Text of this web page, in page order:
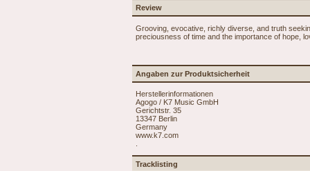
Review
Grooving, evocative, richly diverse, and truth
preciousness of time and the importance of hope,
Angaben zur Produktsicherheit
Herstellerinformationen
Agogo / K7 Music GmbH
Gerichtstr. 35
13347 Berlin
Germany
www.k7.com
Tracklisting